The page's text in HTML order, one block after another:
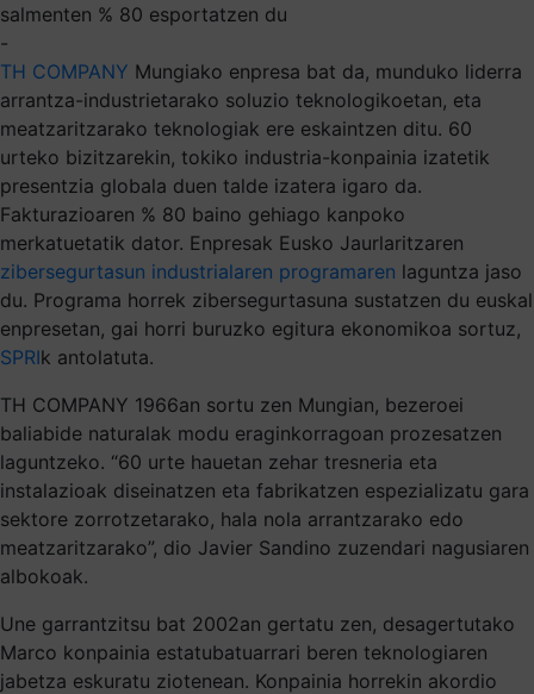
salmenten % 80 esportatzen du
-
TH COMPANY Mungiako enpresa bat da, munduko liderra
arrantza-industrietarako soluzio teknologikoetan, eta
meatzaritzarako teknologiak ere eskaintzen ditu. 60
urteko bizitzarekin, tokiko industria-konpainia izatetik
presentzia globala duen talde izatera igaro da.
Fakturazioaren % 80 baino gehiago kanpoko
merkatuetatik dator. Enpresak Eusko Jaurlaritzaren
zibersegurtasun industrialaren programaren laguntza jaso
du. Programa horrek zibersegurtasuna sustatzen du euskal
enpresetan, gai horri buruzko egitura ekonomikoa sortuz,
SPRIk antolatuta.
TH COMPANY 1966an sortu zen Mungian, bezeroei
baliabide naturalak modu eraginkorragoan prozesatzen
laguntzeko. “60 urte hauetan zehar tresneria eta
instalazioak diseinatzen eta fabrikatzen espezializatu gara
sektore zorrotzetarako, hala nola arrantzarako edo
meatzaritzarako”, dio Javier Sandino zuzendari nagusiaren
albokoak.
Une garrantzitsu bat 2002an gertatu zen, desagertutako
Marco konpainia estatubatuarrari beren teknologiaren
jabetza eskuratu ziotenean. Konpainia horrekin akordio